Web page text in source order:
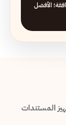
الأفضل
المستندات